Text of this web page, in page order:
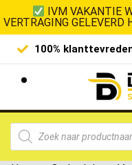
IVM VAKANTIE
VERTRAGING
100%